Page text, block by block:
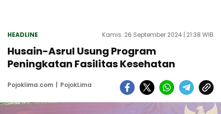
HEADLINE Kamis. 26 September 2024 | 21:38 WIB
Husain-Asrul Usung Program
Peningkatan Fasilitas Kesehatan
Pojoklima.com PojokLima